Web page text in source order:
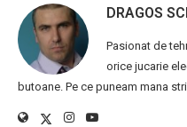
DRAGOS
Pasionat de
orice jucarie
butoane. Pe ce puneam mana